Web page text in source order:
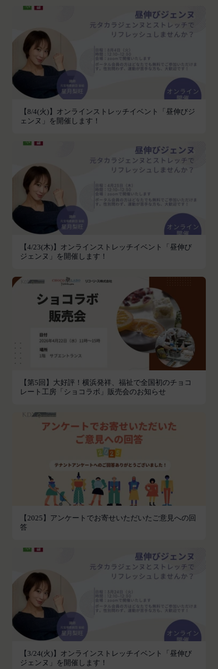
【8/4(火)】オンラインストレッチイベント「昼伸びジ
ェンヌ」を開催します！
【4/23(木)】オンラインストレッチイベント「昼伸び
ジェンヌ」を開催します！
【第5回】大好評！横浜発祥、福祉で全国初のチョコ
レート工房「ショコラボ」販売会のお知らせ
【2025】アンケートでお寄せいただいたご意見への回
答
【3/24(火)】オンラインストレッチイベント「昼伸び
ジェンヌ」を開催します！
アカウントへのアクセス者の本人確認に必要なパス
ワード等のその他の情報
入力フォームその他当社が定める方法を通じてお客
様が入力または送信する情報
当社が各サービスにおいて取得すると定めた情報
端末情報
お客様が、端末または携帯端末上で当社のサービス
を利用する場合、当社は、端末識別子およびIPアド
レスを取得する場合があります。また、当社は、お
客様が端末に関連付けた名前、端末の種類、電話番
スなど、お客様が提供することを選択したその他の
あらゆる情報を取得する場合があります。
位置情報
お客様が、端末または携帯端末上で当社のサービス
を利用し、そこで位置情報を提供することを認めた
場合、当社は、お客様の位置情報を取得することが
あります。通常はお客様のブラウザや端末の設定に
より無効にすることができますが、無効にした場合
ことがあります。
に提供した情報および当社のサービスを提供してい
る第三者サービス提供者を通じて提供した情報を、
当社は取得・保管することがあります。お客様のサ
ービスご利用状況、他の利用者との交流に関する情
報も取得することがあります。
外部サービスとの連携により取得する情報
外部サービスでお客様が利用するIDおよびその他
外部サービスのプライバシー設定によりお客様が提
携先に開示を認めた情報を取得することがありま
す。
当社は、お客様からご提供いただいたお客様情報
を、当社各サービスの利用規約において定める利用
目的の範囲内で利用します。
Cookie（クッキー）について
当社は、お客様にとってより使いやすく、より価値
ある情報を提供するためにCookie(以下「クッキ
ー」といいます。これに類似の技術を含みます。)
を使用することがあります。
クッキーは、ウェブサイトを利用されたときにご利
用のパソコンや携帯端末に一時的にデータを保存さ
バに、当社サイト内におけるお客様の行動履歴(ア
クセスしたURL、コンテンツ、参照順序等)や、年
齢や性別、職業、居住地域、位置情報等個人が特定
できない属性情報(それらの組み合わせによっても
個人が特定できないもの)を取得することがありま
す。
お客様がご自身に関する情報の取得を望まれない場
合は、ブラウザや携帯端末の設定により、クッキー
の受け取りを拒否することも可能です。なお、クッ
キーの受け取りを拒否された場合、当社のサービス
「利用者」
本利用規約に基づき、契約者が本サービスの利用を
認めた特定の法人、団体、個人の第三者をいいま
す。なお、利用者は契約者の事業のために本サービ
スを利用されているものとみなします。
「会員」
本規約の内容の全てを承認いただいた上、本サービ
ス所定の手続きに従い会員登録を申請し、当社がこ
「登録希望者」
います。
第4条に規定する方法に従って、登録希望者が行う
本サービスの利用登録をいいます。
「登録情報」
登録希望者及び利用者が会員登録時に登録した当社
が定める情報、本サービス利用中に当社が必要と判
断して登録を求めた情報及びこれらの情報について
いいます。
「アカウント」
各会員が保有する、本サービスの利用に関する権利
の総体をいいます。
「パスワード」
登録情報と組み合わせて、会員とその他の者とを識
別するために用いられる符号をいいます。
「提携パートナー」
当社との間で締結する契約に基づき、本サービスと
提携するサービス（以下「提携サービス」といいま
す。
第2条（総則・適用範囲）
に関し適用され、登録手続き完了後の本サービスの
提供条件及び当社と会員との権利義務関係を定める
当社が、当社ウェブサイト上に本サービスに関する
個別規定や追加規定を掲載する場合、又は第11条
に定める方法により本サービスに関するルール等を
発信する場合、それらは本規約の一部を構成するも
のとし、個別規定、追加規定又はルール等が本規約
と抵触する場合には、当該個別規定、追加規定又は
会員の明示の承諾を得ることなく、本規約を変更す
ることができるものとします。
前項による本規約の変更をするときは、その効力発
生日を定め、かつ、本規約を変更する旨及び変更後
の本規約の内容並びにその効力発生日を、会員に対
し、本規約変更の効力発生日前に、第11条に定め
る方法により通知するものとします。ただし、文言
の修正等、会員に不利益を与えるものではない軽微
な変更の場合には、当該通知を省略することができ
ます。